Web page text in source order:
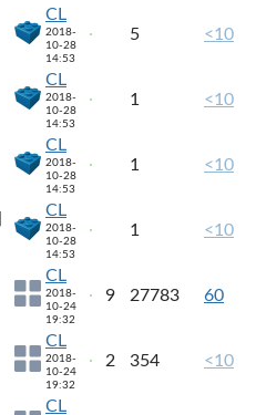
CL
2018-
10-28
14:53
5 <10
CL
2018-
10-28
14:53
1 <10
CL
2018-
10-28
14:53
1 <10
CL
2018-
10-28
14:53
1 <10
CL
2018-
10-24
19:32
9 27783 60
CL
2018-
10-24
19:32
2 354 <10
CL